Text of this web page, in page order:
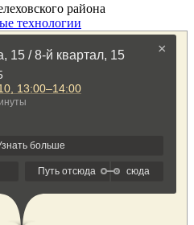
района
технологии